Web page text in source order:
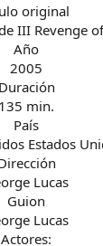
original
III Revenge
Año
2005
Duración
135 min.
País
Estados
Lucas
Guion
Lucas
Actores: